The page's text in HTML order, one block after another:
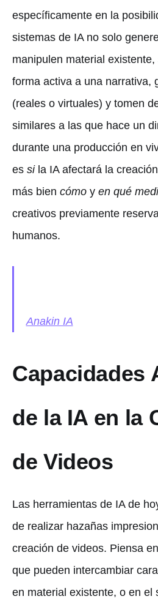
específicamente en la
sistemas de IA no solo
manipulen material
forma activa a una narrativa,
(reales o virtuales) y tomen
similares a las que hace un
durante una producción en
es sila IA afectará la
más bien cómo y en qué
creativos previamente
humanos.
Anakin IA
Capacidades
de la IA en la
de Videos
Las herramientas de IA de
de realizar hazañas
creación de videos. Piensa
que pueden intercambiar
en material existente, o en el